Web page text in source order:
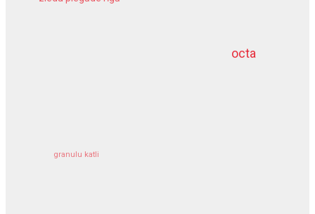
octa
granulu katli
dziļurbums